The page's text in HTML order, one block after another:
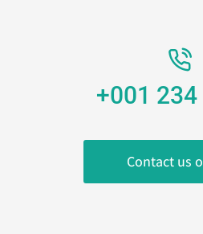
+001 234
Contact us